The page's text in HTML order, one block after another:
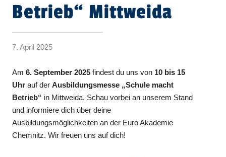
Betrieb“ Mittweida
7. April 2025
Am6. September 2025 findest du uns von 10 bis 15
Uhr auf derAusbildungsmesse „Schule macht
Betrieb“ in Mittweida. Schau vorbei an unserem Stand
und informiere dich über deine
Ausbildungsmöglichkeiten an der Euro Akademie
Chemnitz. Wir freuen uns auf dich!